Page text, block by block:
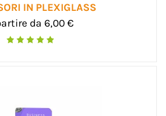
IN PLEXIGLASS
da 6,00 €